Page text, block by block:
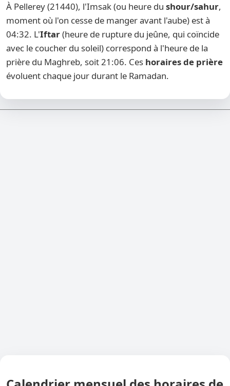
À Pellerey (21440), l'Imsak (ou heure du shour/sahur,
moment où l'on cesse de manger avant l'aube) est à
04:32. L'Iftar(heure de rupture du jeûne, qui coïncide
avec le coucher du soleil) correspond à l'heure de la
prière du Maghreb, soit 21:06. Ces horaires de prière
évoluent chaque jour durant le Ramadan.